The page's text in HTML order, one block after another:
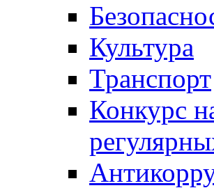
Культура
Транспорт
Конкурс